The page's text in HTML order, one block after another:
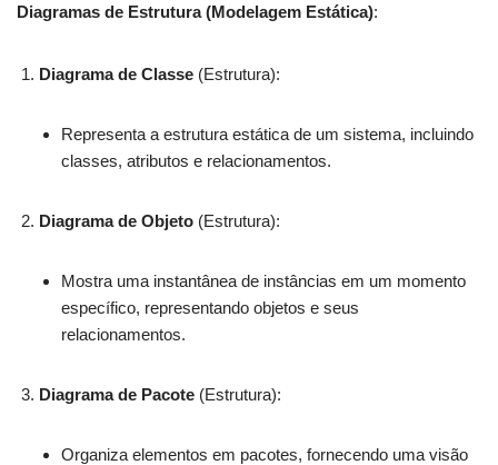
Diagramas de Estrutura (Modelagem Estática):
Diagrama de Classe (Estrutura):
Representa a estrutura estática de um sistema, incluindo
classes, atributos e relacionamentos.
Diagrama de Objeto (Estrutura):
Mostra uma instantânea de instâncias em um momento
específico, representando objetos e seus
relacionamentos.
Diagrama de Pacote (Estrutura):
Organiza elementos em pacotes, fornecendo uma visão